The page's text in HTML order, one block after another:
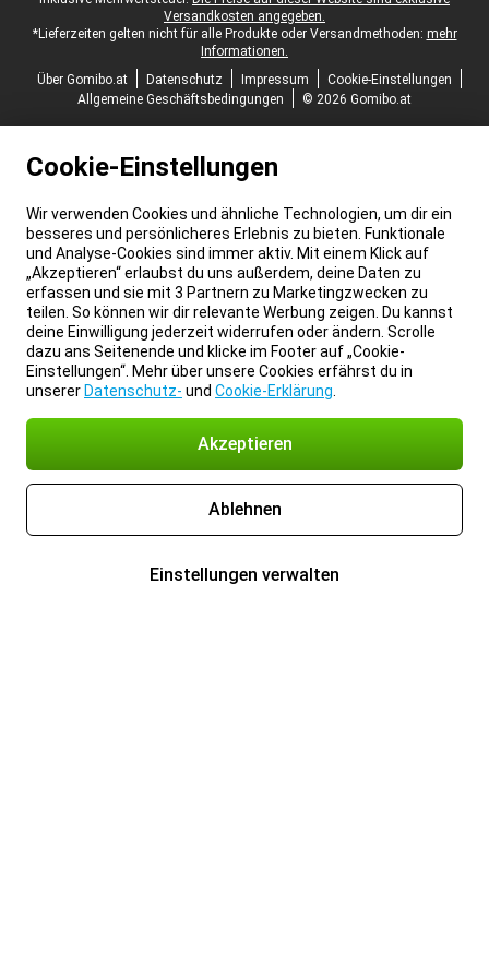
Versandkosten angegeben.
*Lieferzeiten gelten nicht für alle Produkte oder Versandmethoden: mehr
Informationen.
Über Gomibo.at
Datenschutz Impressum
Cookie-Einstellungen
Allgemeine Geschäftsbedingungen
© 2026 Gomibo.at
Cookie-Einstellungen
Wir verwenden Cookies und ähnliche Technologien, um dir ein
besseres und persönlicheres Erlebnis zu bieten. Funktionale
und Analyse-Cookies sind immer aktiv. Mit einem Klick auf
„Akzeptieren“ erlaubst du uns außerdem, deine Daten zu
erfassen und sie mit 3 Partnern zu Marketingzwecken zu
teilen. So können wir dir relevante Werbung zeigen. Du kannst
deine Einwilligung jederzeit widerrufen oder ändern. Scrolle
dazu ans Seitenende und klicke im Footer auf „Cookie-
Einstellungen“. Mehr über unsere Cookies erfährst du in
unserer Datenschutz- und Cookie-Erklärung
Akzeptieren
Ablehnen
Einstellungen verwalten